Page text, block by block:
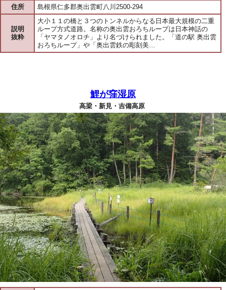
住所 島根県仁多郡奥出雲町八川2500-294
説明
抜粋
大小１１の橋と３つのトンネルからなる日本最大規模の二重
ループ方式道路。名称の奥出雲おろちループは日本神話の
「ヤマタノオロチ」より名づけられました。「道の駅 奥出雲
おろちループ」や「奥出雲鉄の彫刻美…
鯉が窪湿原
高梁・新見・吉備高原